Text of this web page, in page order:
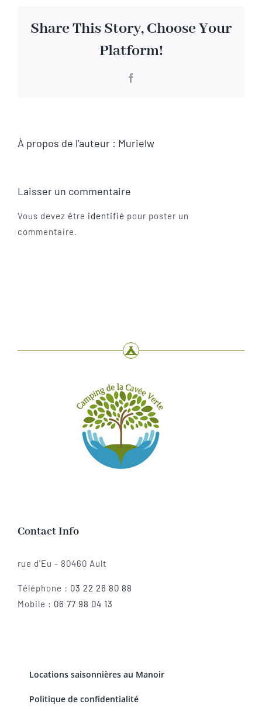
Share This Story, Choose Your
Platform!
À propos de l'auteur : Murielw
Laisser un commentaire
Vous devez être identifié pour poster un
commentaire.
Contact Info
rue d'Eu - 80460 Ault
Téléphone : 03 22 26 80 88
Mobile : 06 77 98 04 13
Locations saisonnières au Manoir
Politique de confidentialité